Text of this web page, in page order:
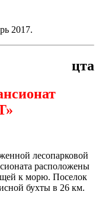
2017.
цта
лесопарковой
расположены
к морю. Поселок
бухты в 26 км.